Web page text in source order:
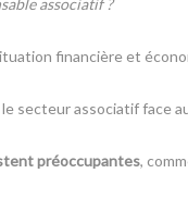
associatif ?
financière et
secteur associatif face
préoccupantes,